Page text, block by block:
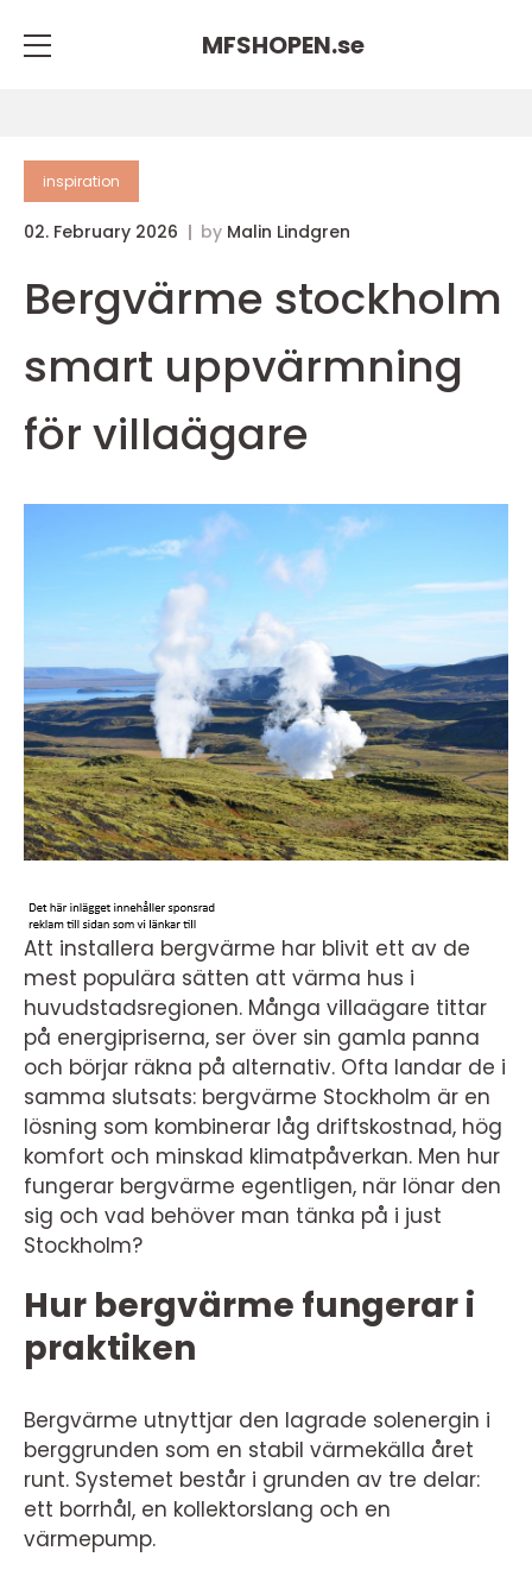
MFSHOPEN.se
inspiration
02. February 2026 by Malin Lindgren
Bergvärme stockholm
smart uppvärmning
för villaägare
Att installera bergvärme har blivit ett av de
mest populära sätten att värma hus i
huvudstadsregionen. Många villaägare tittar
på energipriserna, ser över sin gamla panna
och börjar räkna på alternativ. Ofta landar de i
samma slutsats: bergvärme Stockholm är en
lösning som kombinerar låg driftskostnad, hög
komfort och minskad klimatpåverkan. Men hur
fungerar bergvärme egentligen, när lönar den
sig och vad behöver man tänka på i just
Stockholm?
Hur bergvärme fungerar i
praktiken
Bergvärme utnyttjar den lagrade solenergin i
berggrunden som en stabil värmekälla året
runt. Systemet består i grunden av tre delar:
ett borrhål, en kollektorslang och en
värmepump.